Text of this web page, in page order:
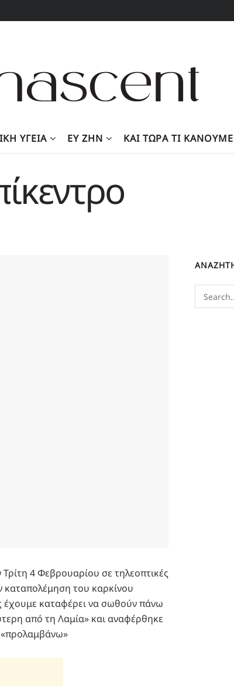
ΥΓΕΊΑ ΕΥ ΖΗΝ KΑΙ ΤΏΡΑ ΤΙ ΚΆΝΟΥΜΕ
4 Φεβρουαρίου σε τηλεοπτικές
καταπολέμηση του καρκίνου
καταφέρει να σωθούν πάνω
από τη Λαμία» και αναφέρθηκε
«προλαμβάνω»